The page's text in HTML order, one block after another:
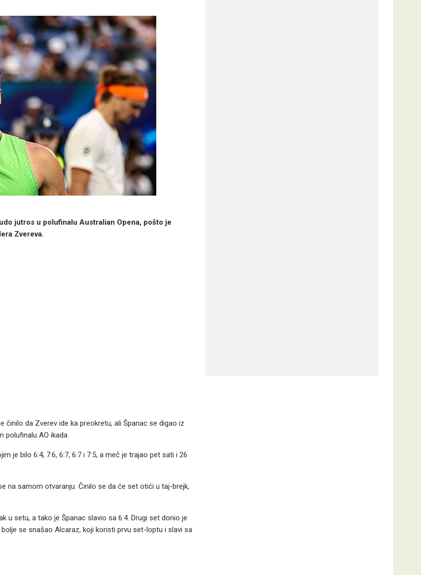
jutros u polufinalu Australian Opena, pošto je
Zvereva.
da Zverev ide ka preokretu, ali Španac se digao iz
polufinalu AO ikada.
je bilo 6:4, 7:6, 6:7, 6:7 i 7:5, a meč je trajao pet sati i 26
na samom otvaranju. Činilo se da će set otići u taj-brejk,
u setu, a tako je Španac slavio sa 6:4. Drugi set donio je
se snašao Alcaraz, koji koristi prvu set-loptu i slavi sa